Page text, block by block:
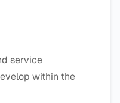
service
within the